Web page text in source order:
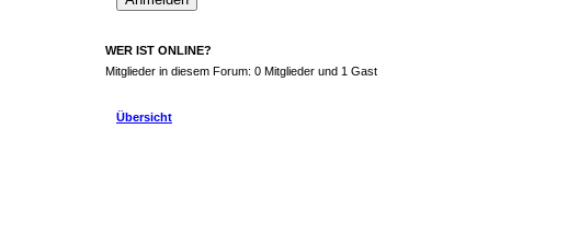
WER IST ONLINE?
Mitglieder in diesem Forum: 0 Mitglieder und 1 Gast
Übersicht